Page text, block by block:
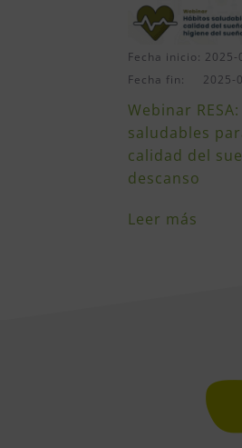
Fecha inicio:
Fecha fin: 2025-
Webinar
saludables
calidad del
descanso
Leer más